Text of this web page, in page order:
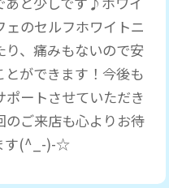
ェのセルフホワイトニ
り、痛みもないので安
とができます！今後も
ポートさせていただき
のご来店も心よりお待
す(^_-)-☆